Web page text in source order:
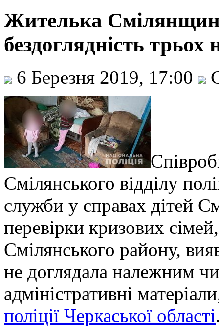
Жителька
бездоглядність трьох
6 Березня 2019, 17:00
Смілянського відділу
служби у справах дітей
перевірки кризових
Смілянського району,
не доглядала належним
адміністративні
поліції Черкаської області